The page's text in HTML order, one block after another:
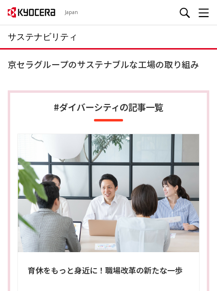
Japan
サステナビリティ
京セラグループのサステナブルな工場の取り組み
#ダイバーシティの記事一覧
育休をもっと身近に！職場改革の新たな一歩